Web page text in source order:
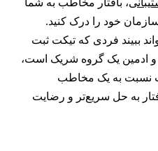
خود را درک کنید.
فردی که تیکت ثبت
یک گروه شریک است،
به یک مخاطب
به حل سریع‌تر و رضایت